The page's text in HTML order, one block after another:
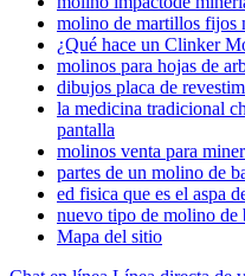
molino de martillos fijos
¿Qué hace un Clinker
molinos para hojas de
dibujos placa de
la medicina tradicional
pantalla
molinos venta para
partes de un molino de
ed fisica que es el aspa
nuevo tipo de molino de
Mapa del sitio